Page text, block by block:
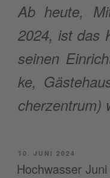
Ab heu­te,
2024, ist das
sei­nen
ke,
cher­zen­trum)
VERÖFFENTLICHT
AM
10. JUNI 2024
Hochwasser